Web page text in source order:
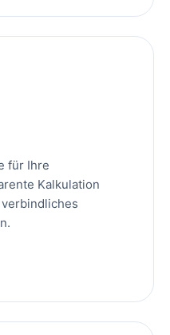
für Ihre
Kalkulation